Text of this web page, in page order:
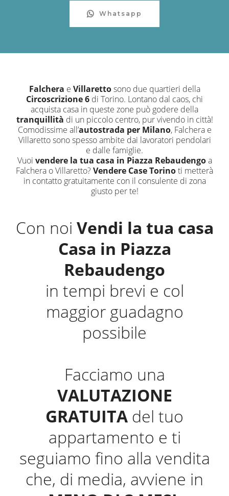
Whatsapp
Falchera e Villarettosono due quartieri della
Circoscrizione 6 di Torino. Lontano dal caos, chi
acquista casa in queste zone può godere della
tranquillità di un piccolo centro, pur vivendo in città!
Comodissime all’autostrada per Milano, Falchera e
Villaretto sono spesso ambite dai lavoratori pendolari
e dalle famiglie.
Vuoi vendere la tua casa in Piazza Rebaudengoa
Falchera o Villaretto? Vendere Case Torinoti metterà
in contatto gratuitamente con il consulente di zona
giusto per te!
Con noi Vendi la tua casa
Casa in Piazza
Rebaudengo
in tempi brevi e col
maggior guadagno
possibile
Facciamo una
VALUTAZIONE
GRATUITA del tuo
appartamento e ti
seguiamo fino alla vendita
che, di media, avviene in